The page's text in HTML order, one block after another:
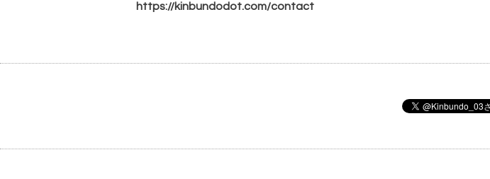
https://kinbundodot.com/contact